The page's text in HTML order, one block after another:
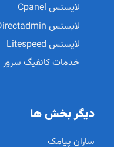
لایسنس Cpanel
لایسنس Directadmin
لایسنس Litespeed
خدمات کانفیگ سرور
دیگر بخش ها
ساران پیامک